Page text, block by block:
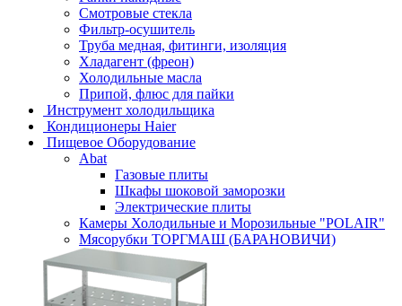
Смотровые стекла
Фильтр-осушитель
Труба медная, фитинги, изоляция
Хладагент (фреон)
Холодильные масла
Припой, флюс для пайки
Инструмент холодильщика
Кондиционеры Haier
Пищевое Оборудование
Abat
Газовые плиты
Шкафы шоковой заморозки
Электрические плиты
Камеры Холодильные и Морозильные "POLAIR"
Мясорубки ТОРГМАШ (БАРАНОВИЧИ)